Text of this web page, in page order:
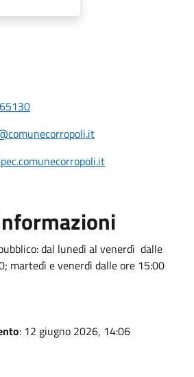
dal lunedì al venerdì dalle
martedì e venerdì dalle ore 15:00
: 12 giugno 2026, 14:06